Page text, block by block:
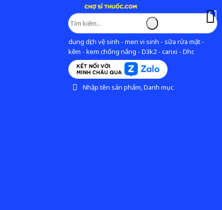
dung dịch vệ sinh - men vi sinh - sữa rửa mặt -
kẽm - kem chống nắng - D3k2 - canxi - Dhc
Nhập tên sản phẩm, Danh mục